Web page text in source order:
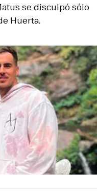
se disculpó sólo
Huerta.